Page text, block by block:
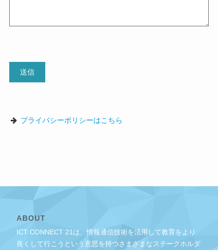
プライバシーポリシーはこちら
ABOUT
ICT CONNECT 21は、情報通信技術を活用して教育をより
良くして行こうという意思を持つさまざまなステークホルダ